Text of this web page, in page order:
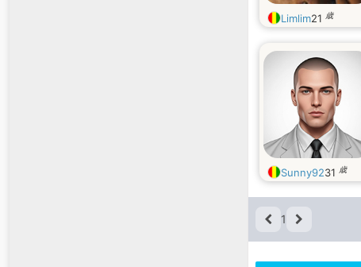
Limlim21 歳
Sunny9231 歳
1